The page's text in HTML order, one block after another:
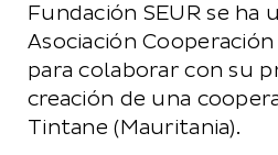
Fundación SEUR se ha
Asociación
para colaborar con su
creación de una
Tintane (Mauritania).